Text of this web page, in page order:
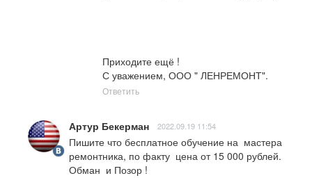
Приходите ещё !
С уважением, ООО " ЛЕНРЕМОНТ".
Ответить
Артур Бекерман 2022.09.19 11:54
Пишите что бесплатное обучение на  мастера
ремонтника, по факту  цена от 15 000 рублей.
Обман  и Позор !